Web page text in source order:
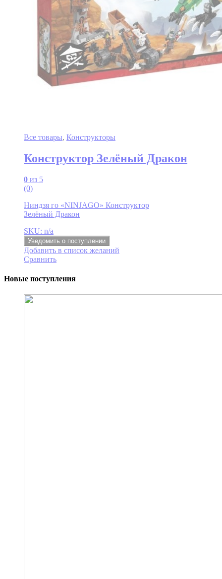
Все товары, Конструкторы
Конструктор Зелёный Дракон
0 из 5
(0)
Ниндзя го «NINJAGO» Конструктор
Зелёный Дракон
SKU: n/a
Уведомить о поступлении
Добавить в список желаний
Сравнить
Новые поступления